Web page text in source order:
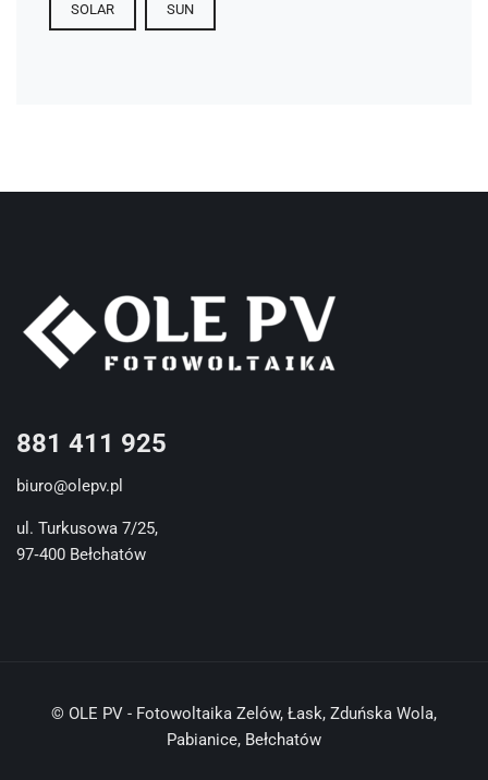
SOLAR SUN
881 411 925
biuro@olepv.pl
ul. Turkusowa 7/25,
97‐400 Bełchatów
© OLE PV - Fotowoltaika Zelów, Łask, Zduńska Wola,
Pabianice, Bełchatów